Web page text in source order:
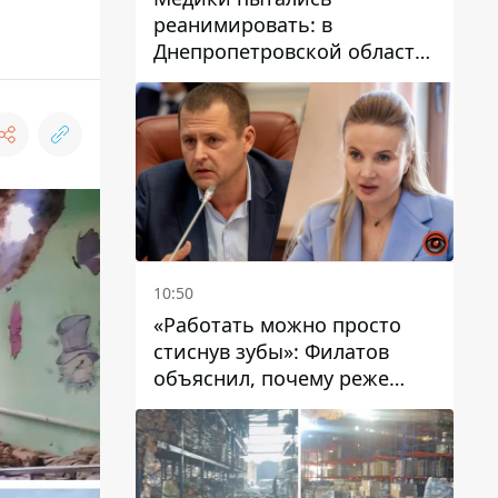
реанимировать: в
Днепропетровской области
двухлетний мальчик утонул
в бассейне
10:50
«Работать можно просто
стиснув зубы»: Филатов
объяснил, почему реже
пишет в соцсетях и
раскритиковал медийность
чиновников